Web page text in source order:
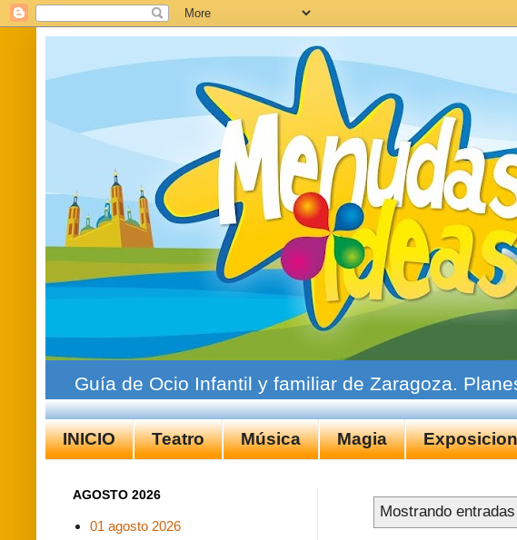
Guía de Ocio Infantil y familiar de Zaragoza.
INICIO Teatro Música Magia
Mostrando
AGOSTO 2026
01 agosto 2026